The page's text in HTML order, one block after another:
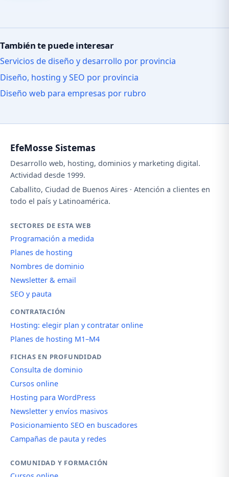
También te puede interesar
Servicios de diseño y desarrollo por provincia
Diseño, hosting y SEO por provincia
Diseño web para empresas por rubro
EfeMosse Sistemas
Desarrollo web, hosting, dominios y marketing digital.
Actividad desde 1999.
Caballito, Ciudad de Buenos Aires · Atención a clientes en
todo el país y Latinoamérica.
SECTORES DE ESTA WEB
Programación a medida
Planes de hosting
Nombres de dominio
Newsletter & email
SEO y pauta
CONTRATACIÓN
Hosting: elegir plan y contratar online
Planes de hosting M1–M4
FICHAS EN PROFUNDIDAD
Consulta de dominio
Cursos online
Hosting para WordPress
Newsletter y envíos masivos
Posicionamiento SEO en buscadores
Campañas de pauta y redes
COMUNIDAD Y FORMACIÓN